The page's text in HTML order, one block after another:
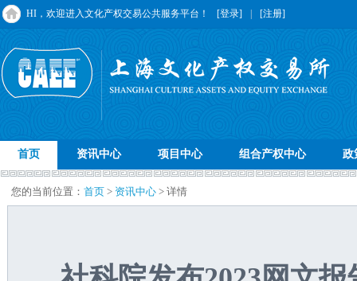
HI，欢迎进入文化产权交易公共服务平台！ [登录] [注册]
首页 资讯中心 项目中心 组合产权中心 政
您的当前位置： 首页 > 资讯中心 > 详情